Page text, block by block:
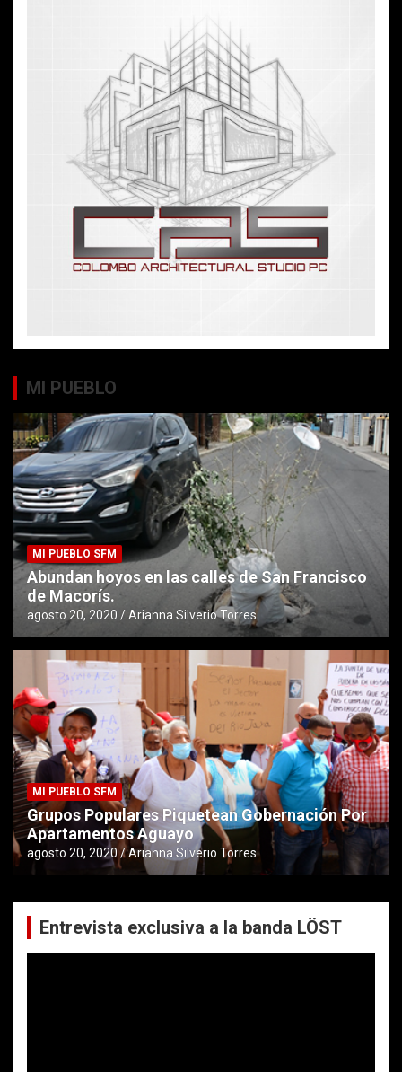
MI PUEBLO
MI PUEBLO SFM
Abundan hoyos en las calles de San Francisco
de Macorís.
agosto 20, 2020 Arianna Silverio Torres
MI PUEBLO SFM
Grupos Populares Piquetean Gobernación Por
Apartamentos Aguayo
agosto 20, 2020 Arianna Silverio Torres
Entrevista exclusiva a la banda LÖST